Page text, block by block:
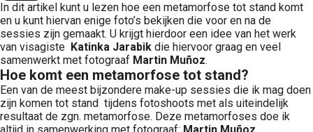
In dit artikel kunt u lezen hoe een metamorfose tot stand komt
en u kunt hiervan enige foto’s bekijken die voor en na de
sessies zijn gemaakt. U krijgt hierdoor een idee van het werk
van visagiste Katinka Jarabik die hiervoor graag en veel
samenwerkt met fotograaf Martin Muñoz.
Hoe komt een metamorfose tot stand?
Een van de meest bijzondere make-up sessies die ik mag doen
zijn komen tot stand tijdens fotoshoots met als uiteindelijk
resultaat de zgn. metamorfose. Deze metamorfoses doe ik